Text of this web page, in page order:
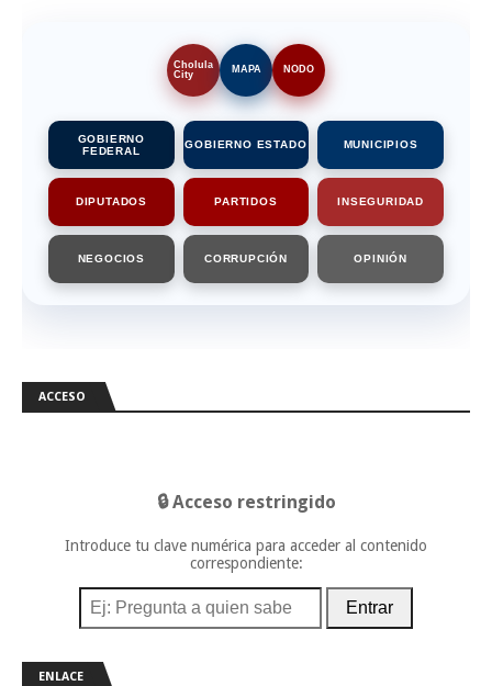
Cholula
City
MAPA NODO
GOBIERNO
FEDERAL
GOBIERNO ESTADO MUNICIPIOS
DIPUTADOS PARTIDOS INSEGURIDAD
NEGOCIOS CORRUPCIÓN OPINIÓN
ACCESO
🔒 Acceso restringido
Introduce tu clave numérica para acceder al contenido
correspondiente:
Entrar
ENLACE